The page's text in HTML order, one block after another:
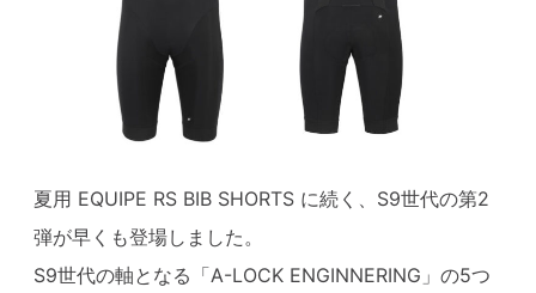
夏用 EQUIPE RS BIB SHORTS に続く、S9世代の第2
弾が早くも登場しました。
S9世代の軸となる「A-LOCK ENGINNERING」の5つ